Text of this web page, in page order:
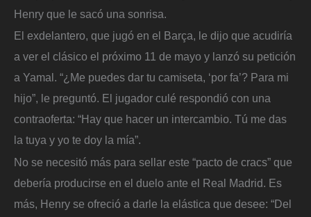
Henry que le sacó una sonrisa.
El exdelantero, que jugó en el Barça, le dijo que acudiría
a ver el clásico el próximo 11 de mayo y lanzó su petición
a Yamal. “¿Me puedes dar tu camiseta, ‘por fa’? Para mi
hijo”, le preguntó. El jugador culé respondió con una
contraoferta: “Hay que hacer un intercambio. Tú me das
la tuya y yo te doy la mía”.
No se necesitó más para sellar este “pacto de cracs” que
debería producirse en el duelo ante el Real Madrid. Es
más, Henry se ofreció a darle la elástica que desee: “Del